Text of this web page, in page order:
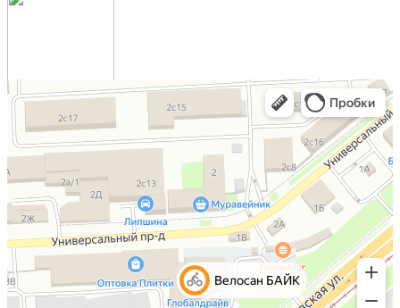
26" Вел-д TechTeam Sprint МАРКИРОВКА 14" красный
26" Вел-д TechTeam Sprint МАРКИРОВКА 14" бирюзовый
26 990 р
0